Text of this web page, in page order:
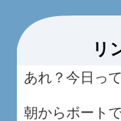
リ
あれ？今日っ
朝からボート